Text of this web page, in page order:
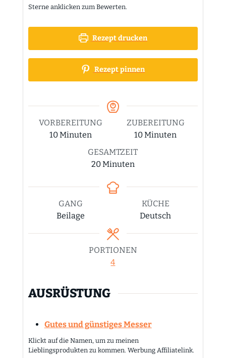
Sterne anklicken zum Bewerten.
Rezept drucken
Rezept pinnen
VORBEREITUNG
10Minuten
Minuten
ZUBEREITUNG
10Minuten
Minuten
GESAMTZEIT
20Minuten
Minuten
GANG
Beilage
KÜCHE
Deutsch
PORTIONEN
4
AUSRÜSTUNG
Gutes und günstiges Messer
Klickt auf die Namen, um zu meinen
Lieblingsprodukten zu kommen. Werbung Affiliatelink.